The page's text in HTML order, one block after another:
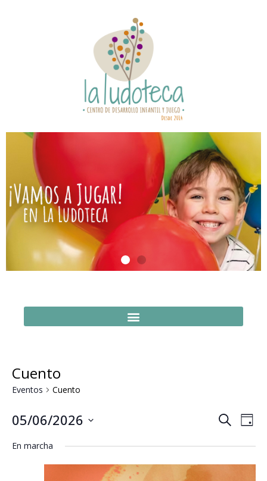
Cuento
Eventos Cuento
de
Buscar
de
Día
05/06/2026
fecha.
En marcha